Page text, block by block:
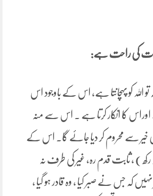
آخرت کی راحت ہے:
اللہ کو پہچانتا ہے، اس کے باوجود اس
اوراس کا انکار کرتا ہے ۔ اس سے منہ
خیر سے محروم کر دیا جائے گا۔ اس کے
رکھ ) ، ثابت قدم رہ، غیر کی طرف نہ
کہ جس نے صبر کیا ، وہ قادر ہو گیا ،